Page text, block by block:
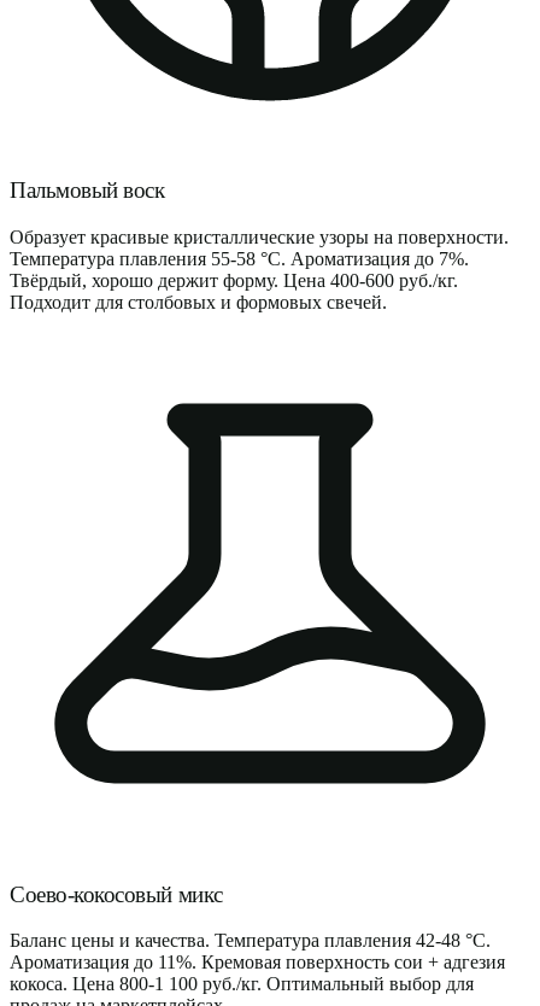
Пальмовый воск
Образует красивые кристаллические узоры на поверхности.
Температура плавления 55-58 °C. Ароматизация до 7%.
Твёрдый, хорошо держит форму. Цена 400-600 руб./кг.
Подходит для столбовых и формовых свечей.
Соево-кокосовый микс
Баланс цены и качества. Температура плавления 42-48 °C.
Ароматизация до 11%. Кремовая поверхность сои + адгезия
кокоса. Цена 800-1 100 руб./кг. Оптимальный выбор для